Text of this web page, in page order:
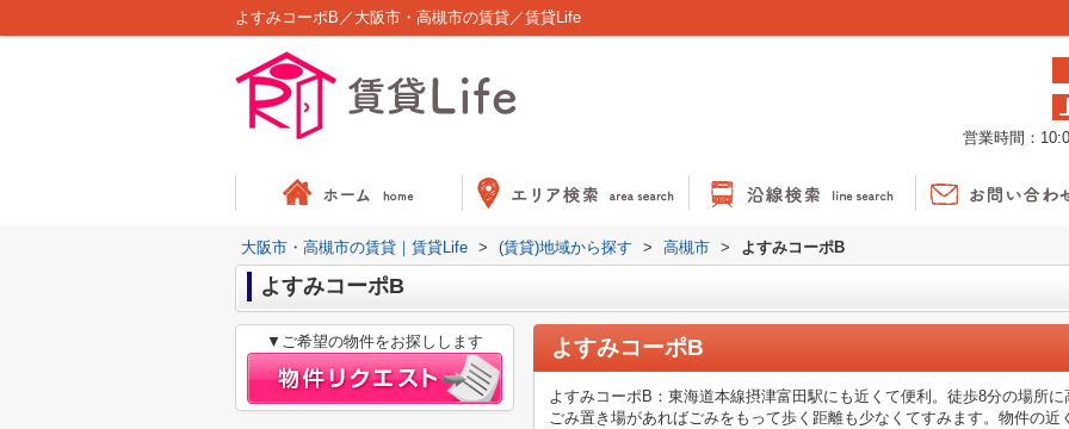
よすみコーポB／大阪市・高槻市の賃貸／賃貸Life
営業時間：
大阪市・高槻市の賃貸｜賃貸Life > (賃貸)地域から探す > 高槻市 > よすみコーポB
よすみコーポB
よすみコーポB
よすみコーポB：東海道本線摂津富田駅にも近くて便利。徒歩8分の場所
ごみ置き場があればごみをもって歩く距離も少なくてすみます。物件の
▼ご希望の物件をお探しします